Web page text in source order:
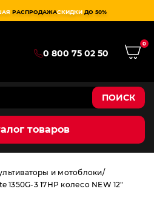
РАСПРОДАЖАСКИДКИ ДО 50%
0 800 75 02 50
0
ПОИСК
товаров
и мотоблоки
3 17HP колесо NEW 12"